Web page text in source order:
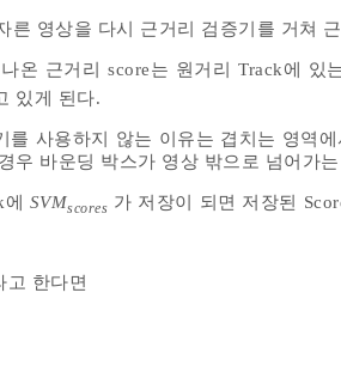
른 영상을 다시 근거리 검증기를 거쳐
온 근거리 score는 원거리 Track에 있
있게 된다.
를 사용하지 않는 이유는 겹치는 영역
우 바운딩 박스가 영상 밖으로 넘어가
SVMscores 가 저장이 되면 저장된
고 한다면